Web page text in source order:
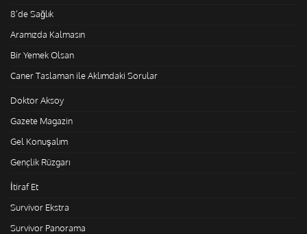
8'de Sağlık
Aramızda Kalmasın
Bir Yemek Olsan
Caner Taslaman ile Aklımdaki Sorular
Doktor Aksoy
Gazete Magazin
Gel Konuşalım
Gençlik Rüzgarı
İtiraf Et
Survivor Ekstra
Survivor Panorama